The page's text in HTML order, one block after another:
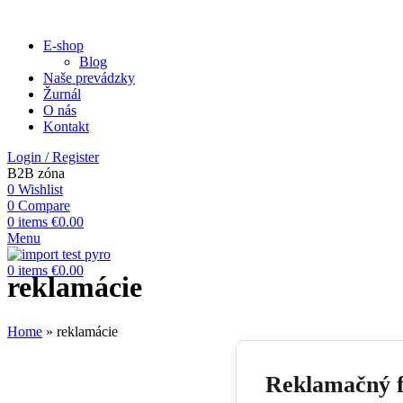
E-shop
Blog
Naše prevádzky
Žurnál
O nás
Kontakt
Login / Register
B2B zóna
0 Wishlist
0 Compare
0 items €0.00
Menu
0 items €0.00
reklamácie
Home » reklamácie
Reklamačný